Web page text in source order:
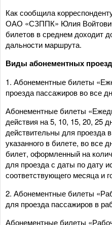
Как сообщила
ОАО «СЗППК» Юлия
билетов в среднем доходит
дальности маршрута.
Виды абонементных
1. Абонементные билеты
проезда пассажиров во все
Абонементные билеты
действия на 5, 10, 15, 20, 25
действительны для проезда
указанного в билете, во все
билет, оформленный на
для проезда с даты по дату
соответствующего месяца и
2. Абонементные билеты
для проезда пассажиров в
Абонементные билеты